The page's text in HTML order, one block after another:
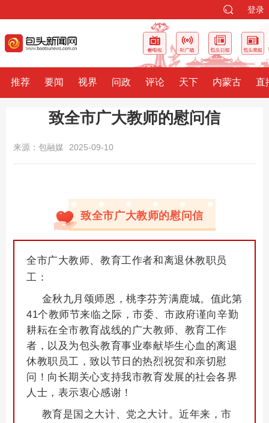
登录
推荐 要闻 视界 问政 评论 天下 内蒙古 直
致全市广大教师的慰问信
来源：包融媒 2025-09-10
致全市广大教师的慰问信
全市广大教师、教育工作者和离退休教职员
工：
金秋九月颂师恩，桃李芬芳满鹿城。值此第
41个教师节来临之际，市委、市政府谨向辛勤
耕耘在全市教育战线的广大教师、教育工作
者，以及为包头教育事业奉献毕生心血的离退
休教职员工，致以节日的热烈祝贺和亲切慰
问！向长期关心支持我市教育发展的社会各界
人士，表示衷心感谢！
教育是国之大计、党之大计。近年来，市